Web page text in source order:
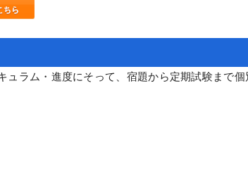
ラム・進度にそって、宿題から定期試験まで個